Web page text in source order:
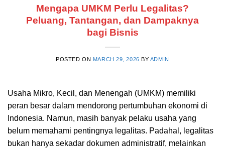
Mengapa UMKM Perlu Legalitas?
Peluang, Tantangan, dan Dampaknya
bagi Bisnis
POSTED ON MARCH 29, 2026 BY ADMIN
Usaha Mikro, Kecil, dan Menengah (UMKM) memiliki
peran besar dalam mendorong pertumbuhan ekonomi di
Indonesia. Namun, masih banyak pelaku usaha yang
belum memahami pentingnya legalitas. Padahal, legalitas
bukan hanya sekadar dokumen administratif, melainkan